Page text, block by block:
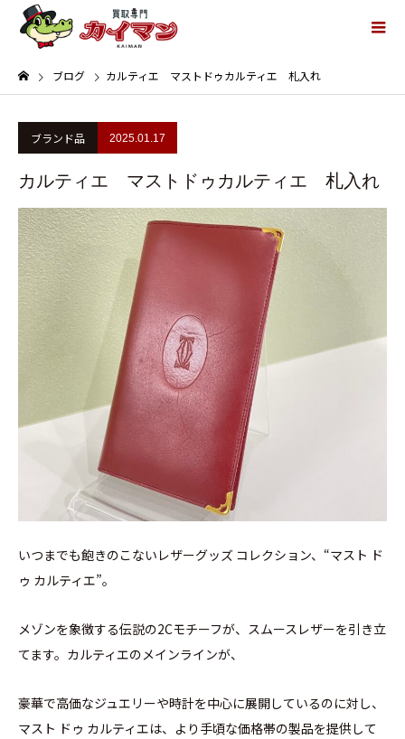
ブログ カルティエ マストドゥカルティエ 札入れ
ブランド品 2025.01.17
カルティエ マストドゥカルティエ 札入れ
いつまでも飽きのこないレザーグッズ コレクション、“マスト ド
ゥ カルティエ”。
メゾンを象徴する伝説の2Cモチーフが、スムースレザーを引き立
てます。カルティエのメインラインが、
豪華で高価なジュエリーや時計を中心に展開しているのに対し、
マスト ドゥ カルティエは、より手頃な価格帯の製品を提供して